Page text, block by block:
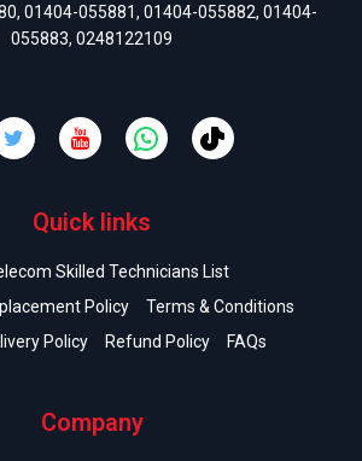
, 01404-055881, 01404-055882, 01404-
055883, 0248122109
Quick links
Skilled Technicians List
Policy
Terms & Conditions
Policy
Refund Policy FAQs
Company